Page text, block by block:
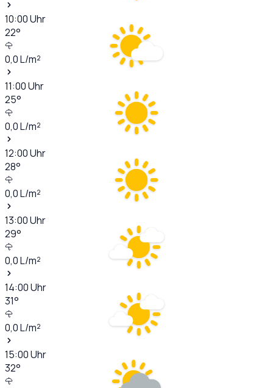
10:00Uhr
22°
0,0L/m²
11:00Uhr
25°
0,0L/m²
12:00Uhr
28°
0,0L/m²
13:00Uhr
29°
0,0L/m²
14:00Uhr
31°
0,0L/m²
15:00Uhr
32°